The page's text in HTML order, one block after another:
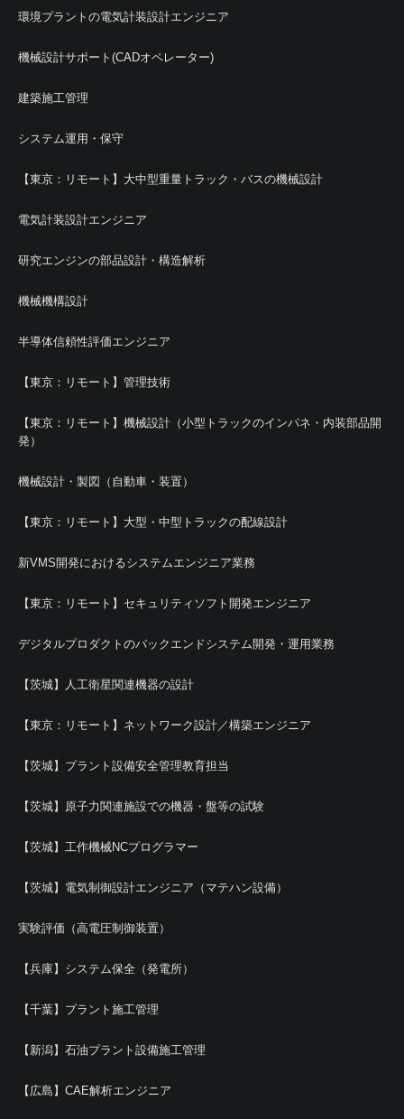
環境プラントの電気計装設計エンジニア
機械設計サポート(CADオペレーター)
建築施工管理
システム運用・保守
【東京：リモート】大中型重量トラック・バスの機械設計
電気計装設計エンジニア
研究エンジンの部品設計・構造解析
機械機構設計
半導体信頼性評価エンジニア
【東京：リモート】管理技術
【東京：リモート】機械設計（小型トラックのインパネ・内装部品開
発）
機械設計・製図（自動車・装置）
【東京：リモート】大型・中型トラックの配線設計
新VMS開発におけるシステムエンジニア業務
【東京：リモート】セキュリティソフト開発エンジニア
デジタルプロダクトのバックエンドシステム開発・運用業務
【茨城】人工衛星関連機器の設計
【東京：リモート】ネットワーク設計／構築エンジニア
【茨城】プラント設備安全管理教育担当
【茨城】原子力関連施設での機器・盤等の試験
【茨城】工作機械NCプログラマー
【茨城】電気制御設計エンジニア（マテハン設備）
実験評価（高電圧制御装置）
【兵庫】システム保全（発電所）
【千葉】プラント施工管理
【新潟】石油プラント設備施工管理
【広島】CAE解析エンジニア